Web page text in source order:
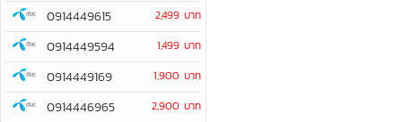
0914449615 2,499 บาท
0914449594 1,499 บาท
0914449169 1,900 บาท
0914446965 2,900 บาท